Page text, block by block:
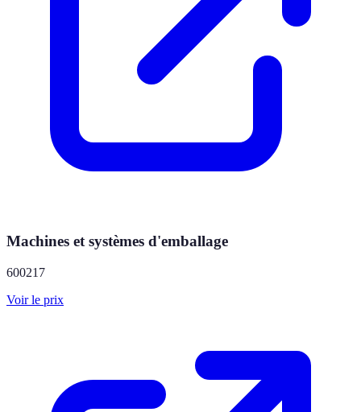
Machines et systèmes d'emballage
600217
Voir le prix